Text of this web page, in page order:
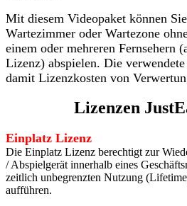
Mit diesem Videopaket können
Wartezimmer oder Wartezone
einem oder mehreren Fernsehern
Lizenz) abspielen. Die
damit Lizenzkosten von
Lizenzen
Einplatz Lizenz
Die Einplatz Lizenz berechtigt zur
/ Abspielgerät innerhalb eines
zeitlich unbegrenzten Nutzung
aufführen.